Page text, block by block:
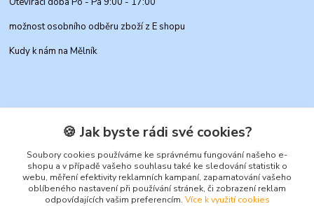
možnost osobního odběru zboží z E shopu
Kudy k nám na Mělník
Kontakty
🍪 Jak byste rádi své cookies?
Soubory cookies používáme ke správnému fungování našeho e-
shopu a v případě vašeho souhlasu také ke sledování statistik o
webu, měření efektivity reklamních kampaní, zapamatování vašeho
oblíbeného nastavení při používání stránek, či zobrazení reklam
odpovídajících vašim preferencím. Více k využití cookies